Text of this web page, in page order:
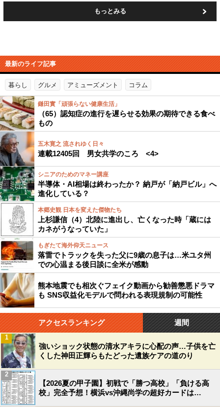
もっとみる
最新のライフ記事
暮らし グルメ アミューズメント コラム
鎌田實「頑張らない健康生活」
（65）認知症の進行を遅らせる効果の期待できる食べ
もの
五木寛之 流されゆく日々
連載12405回 男女共学のころ <4>
シニアのためのマネー講座
半導体・AI相場は終わったか？ 納戸が「納戸ビル」へ
進化している？
本郷史観 日本を変えた傑物たち
上杉謙信（4）北陸に進出し、亡くなった時「蔵には
カネがうなっていた」
もぎたて海外仰天ニュース
落雷でトラックを失った父に9歳の息子は…米ユタ州
での心温まる後日談に全米が感動
熊本地震でも相次ぐフェイク動画から勧善懲悪ドラマ
も SNS収益化モデルで問われる表現規制の可能性
アクセスランキング 週間
強いショック状態の清水アキラに心配の声…子供を亡
くした神田正輝らもたどった遺族ケアの道のり
1
【2026夏の甲子園】初戦で「勝つ高校」「負ける高
校」完全予想！横浜vs沖縄尚学の超好カードは…
2